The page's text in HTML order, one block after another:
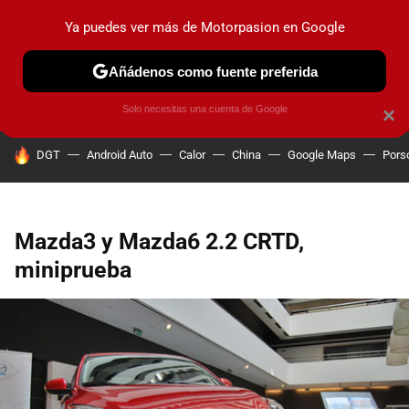
PRUEBAS COCHES ELÉCTRICOS OBSERVATORIO
HOY SE HABLA DE
DGT Android Auto Calor China Google Maps
Mazda3 y Mazda6 2.2 CRTD,
miniprueba
×
Ya puedes ver más de Motorpasion en Google
Añádenos como fuente preferida
Solo necesitas una cuenta de Google